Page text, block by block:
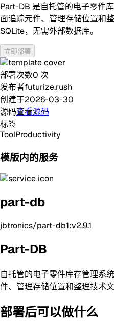
Part-DB 是自托管的电子零件
面追踪元件、管理存储位置和
SQLite，无需外部数据库。
立即部署
部署次数0 次
发布者futurize.rush
创建于2026-03-30
源码查看源码
标签
ToolProductivity
模版内的服务
part-db
jbtronics/part-db1:v2.9.1
Part-DB
自托管的电子零件库存管理系
件、管理存储位置和整理技术文
部署后可以做什么